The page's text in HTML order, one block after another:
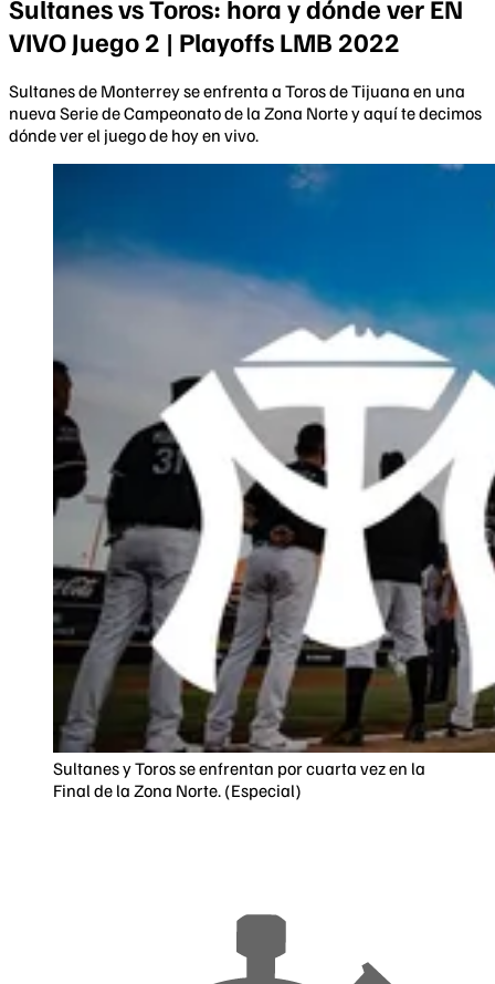
Sultanes vs Toros: hora y dónde ver EN
VIVO Juego 2 | Playoffs LMB 2022
Sultanes de Monterrey se enfrenta a Toros de Tijuana en una
nueva Serie de Campeonato de la Zona Norte y aquí te decimos
dónde ver el juego de hoy en vivo.
Sultanes y Toros se enfrentan por cuarta vez en la
Final de la Zona Norte. (Especial)